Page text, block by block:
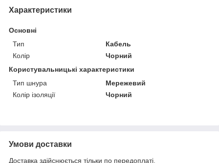
Характеристики
Основні
Тип
Кабель
Колір
Чорний
Користувальницькі характеристики
Тип шнура
Мережевий
Колір ізоляції
Чорний
Умови доставки
Доставка здійснюється тільки по передоплаті.